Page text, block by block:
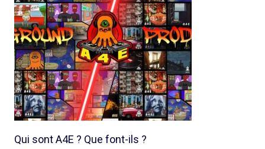
Qui sont A4E ? Que font-ils ?